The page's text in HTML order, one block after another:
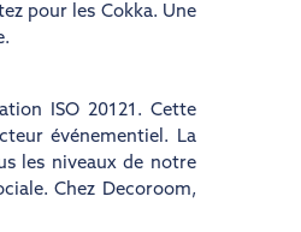
pour les Cokka. Une
ISO 20121. Cette
événementiel. La
les niveaux de notre
Chez Decoroom,